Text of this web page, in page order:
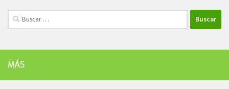
Buscar:
MÁS